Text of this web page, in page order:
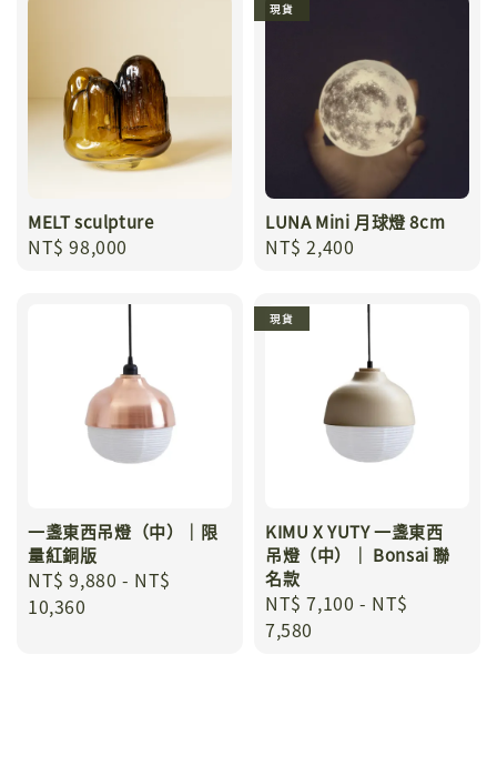
MELT sculpture
Regular
NT$ 98,000
現貨
LUNA Mini 月球燈 8cm
Regular
NT$ 2,400
一盞東西吊燈（中）｜限
量紅銅版
Regular
price
NT$ 9,880 - NT$
10,360
現貨
KIMU X YUTY 一盞東西
吊燈（中）｜ Bonsai 聯
名款
Regular
price
NT$ 7,100 - NT$
7,580